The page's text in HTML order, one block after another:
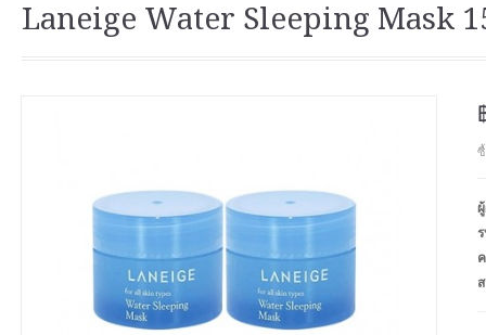
Laneige Water Sleeping Mask